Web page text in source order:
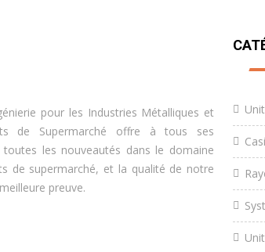
pour les Industries Métalliques et
de Supermarché offre à tous ses
toutes les nouveautés dans le domaine
de supermarché, et la qualité de notre
preuve.